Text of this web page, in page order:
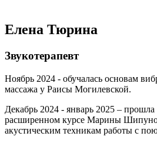
Елена Тюрина
Звукотерапевт
Ноябрь 2024 - обучалась основам
массажа у Раисы Могилевской.
Декабрь 2024 - январь 2025 – прошла
расширенном курсе Марины
акустическим техникам работы с